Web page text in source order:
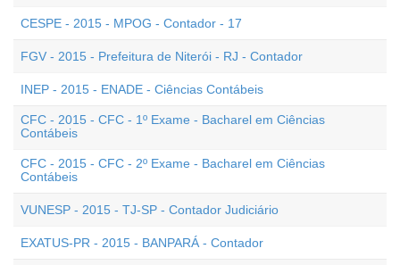
CESPE - 2015 - MPOG - Contador - 17
FGV - 2015 - Prefeitura de Niterói - RJ - Contador
INEP - 2015 - ENADE - Ciências Contábeis
CFC - 2015 - CFC - 1º Exame - Bacharel em Ciências
Contábeis
CFC - 2015 - CFC - 2º Exame - Bacharel em Ciências
Contábeis
VUNESP - 2015 - TJ-SP - Contador Judiciário
EXATUS-PR - 2015 - BANPARÁ - Contador